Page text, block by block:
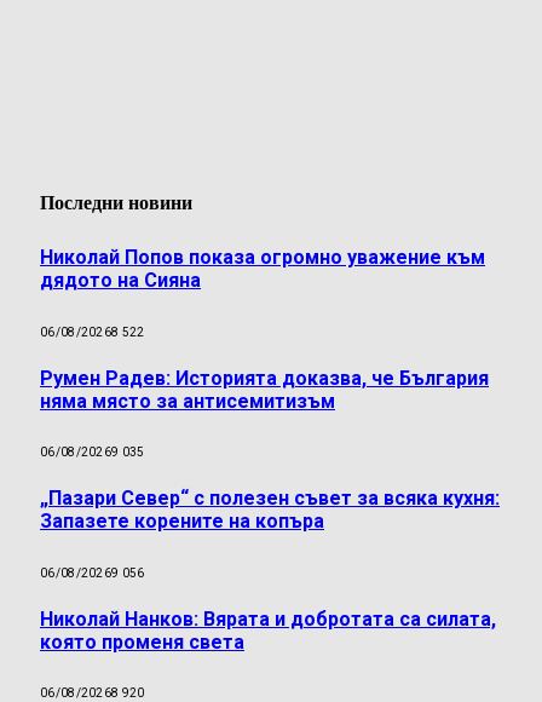
Последни новини
Николай Попов показа огромно уважение към
дядото на Сияна
06/08/20268 522
Румен Радев: Историята доказва, че България
няма място за антисемитизъм
06/08/20269 035
„Пазари Север“ с полезен съвет за всяка кухня:
Запазете корените на копъра
06/08/20269 056
Николай Нанков: Вярата и добротата са силата,
която променя света
06/08/20268 920